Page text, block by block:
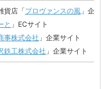
貨店「プロヴァンスの風 」企
と 」ECサイト
事株式会社 」企業サイト
鉄工株式会社 」企業サイト